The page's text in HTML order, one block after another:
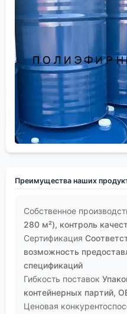
Преимущества наших
Собственное
280 м²), контроль
Сертификация
возможность
спецификаций
Гибкость поставок
контейнерных партий,
Ценовая